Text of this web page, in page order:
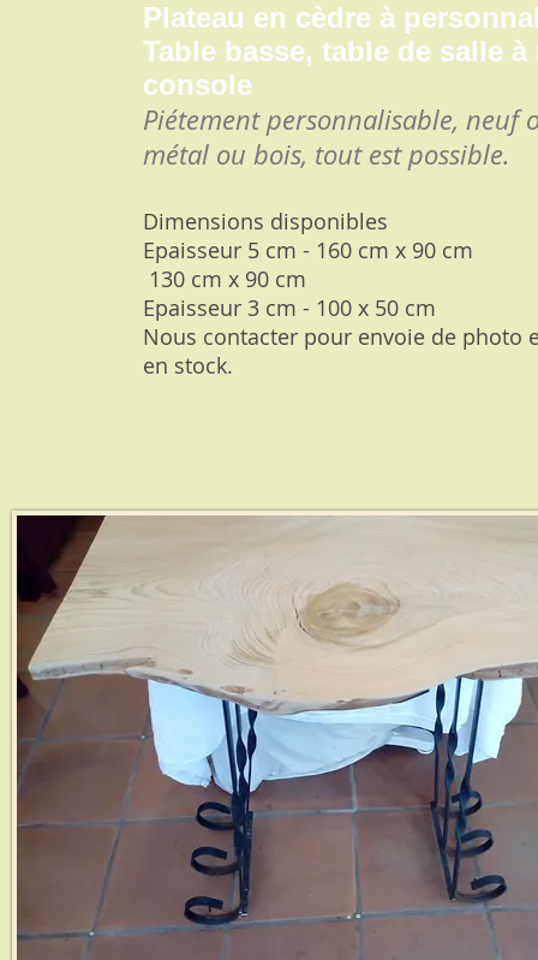
Plateau en cèdre à
Table basse, table de salle à
console
Piétement personnalisable, neuf
métal ou bois, tout est possible.
Dimensions disponibles
Epaisseur 5 cm - 160 cm x 90 cm
130 cm x 90 cm
Epaisseur 3 cm - 100 x 50 cm
Nous contacter pour envoie de photo
en stock.